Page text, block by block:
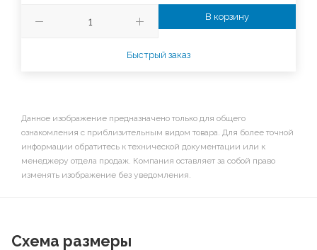
В корзину
Быстрый заказ
Данное изображение предназначено только для общего
ознакомления с приблизительным видом товара. Для более точной
информации обратитесь к технической документации или к
менеджеру отдела продаж. Компания оставляет за собой право
изменять изображение без уведомления.
Схема размеры